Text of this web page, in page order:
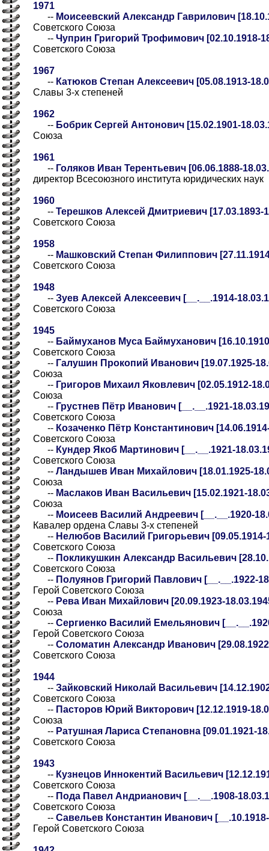
1971
-- Моисеевский Александр Гаврилович
Советского Союза
-- Чуприн Григорий Трофимович [02.10.1918-
Советского Союза
1967
-- Катюков Степан Алексеевич [05.08.1913-
Славы 3-х степеней
1962
-- Бобрик Сергей Антонович [15.02.1901-
Союза
1961
-- Голяков Иван Терентьевич [06.06.1888-
директор Всесоюзного института юридических наук
1960
-- Терешков Алексей Дмитриевич [17.03.1893-
Советского Союза
1958
-- Машковский Степан Филиппович
Советского Союза
1948
-- Зуев Алексей Алексеевич [__.__.1914-
Советского Союза
1945
-- Баймуханов Муса Баймуханович
Советского Союза
-- Галушин Прокопий Иванович [19.07.1925-
Союза
-- Григоров Михаил Яковлевич [02.05.1912-
Союза
-- Грустнев Пётр Иванович [__.__.1921-
Советского Союза
-- Козаченко Пётр Константинович
Советского Союза
-- Кундер Якоб Мартинович [__.__.1921-
Советского Союза
-- Ландышев Иван Михайлович [18.01.1925-
Союза
-- Маслаков Иван Васильевич [15.02.1921-
Союза
-- Моисеев Василий Андреевич [__.__.1920-
Кавалер ордена Славы 3-х степеней
-- Нелюбов Василий Григорьевич [09.05.1914-
Советского Союза
-- Покликушкин Александр Васильевич
Советского Союза
-- Полуянов Григорий Павлович [__.__.1922-
Герой Советского Союза
-- Рева Иван Михайлович [20.09.1923-
Союза
-- Сергиенко Василий Емельянович
Герой Советского Союза
-- Соломатин Александр Иванович
Советского Союза
1944
-- Зайковский Николай Васильевич
Советского Союза
-- Пасторов Юрий Викторович [12.12.1919-
Союза
-- Ратушная Лариса Степановна [09.01.1921-
Советского Союза
1943
-- Кузнецов Иннокентий Васильевич
Советского Союза
-- Пода Павел Андрианович [__.__.1908-
Советского Союза
-- Савельев Константин Иванович
Герой Советского Союза